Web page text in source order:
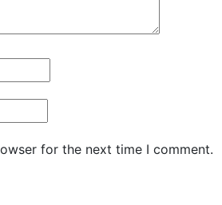
for the next time I comment.